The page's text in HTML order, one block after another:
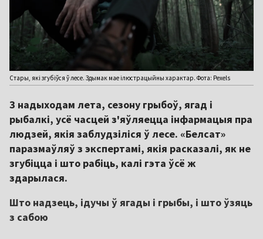
Стары, які згубіўся ў лесе. Здымак мае ілюстрацыйны характар. Фота: Pexels
З надыходам лета, сезону грыбоў, ягад і
рыбалкі, усё часцей з'яўляецца інфармацыя пра
людзей, якія заблудзіліся ў лесе. «Белсат»
паразмаўляў з экспертамі, якія расказалі, як не
згубіцца і што рабіць, калі гэта ўсё ж
здарылася.
Што надзець, ідучы ў ягады і грыбы, і што ўзяць
з сабою